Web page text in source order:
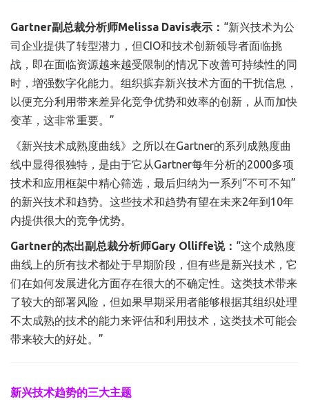
Gartner副总裁分析师Melissa Davis表示： “新兴技术为公
司企业提供了转型潜力，但CIO和技术创新领导者面临挑
战，即在面临资源越来越受限制的情况下改善可持续性的同
时，增强数字化能力。组织摈弃新兴技术方面的干扰信息，
以便充分利用带来差异化竞争优势和效率的创新，从而加快
变革，这非常重要。”
《新兴技术成熟度曲线》之所以在Gartner的系列成熟度曲
线中显得很独特，是由于它从Gartner每年分析的2000多项
技术和应用框架中精心筛选，最后归纳为一系列“不可不知”
的新兴技术和趋势。这些技术和趋势有望在未来2年到10年
内提供很大的竞争优势。
Gartner的杰出副总裁分析师Gary Olliffe说： “这个成熟度
曲线上的所有技术都处于早期阶段，但有些是新兴技术，它
们在如何发展进化方面存在很大的不确定性。这类技术带来
了较大的部署风险，但如果早期采用者能够根据其组织处理
不太成熟的技术的能力来评估和利用技术，这类技术可能会
带来较大的好处。”
新兴技术趋势的三大主题